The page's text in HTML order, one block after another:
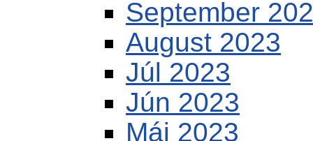
September
August 2023
Júl 2023
Jún 2023
Máj 2023